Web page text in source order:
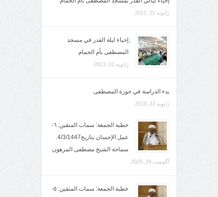
ژانویه 21, 2013
ِإحياء ليلة القدر في مسجد
المصطفى بأم الحمام
ژانویه 21, 2013
بدء الدراسة في حوزة المصطفى
ژانویه 22, 2013
خطبة الجمعة: سمات المتقين: ٦-
عمل الإحسان بتاريخ4/3/1447.
سماحة الشيخ مصطفى المرهون
آگوست 29, 2025
خطبة الجمعة: سمات المتقين: ٥-